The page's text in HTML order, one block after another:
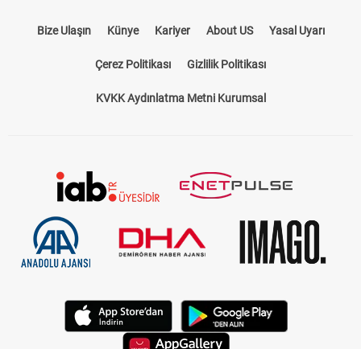
Bize Ulaşın Künye Kariyer About US Yasal Uyarı
Çerez Politikası Gizlilik Politikası
KVKK Aydınlatma Metni Kurumsal